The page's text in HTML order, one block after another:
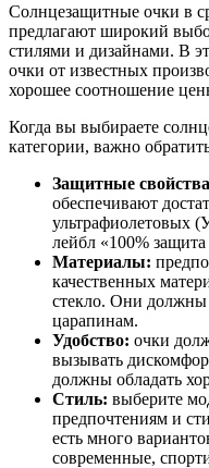
Солнцезащитные очки в
предлагают широкий
стилями и дизайнами. В
очки от известных
хорошее соотношение
Когда вы выбираете
категории, важно
Защитные
обеспечивают
ультрафиолетовых
лейбл «100%
Материалы:
качественных
стекло. Они
царапинам.
Удобство: очки
вызывать
должны обладать
Стиль: выберите
предпочтениям и
есть много
современные,